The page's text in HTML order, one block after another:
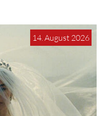
14. August 2026